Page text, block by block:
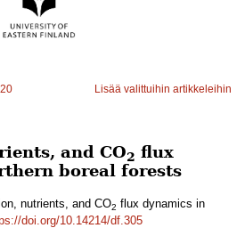
Lisää valittuihin artikkeleihin
and CO2 flux
boreal forests
nutrients, and CO2 flux dynamics in
doi.org/10.14214/df.305